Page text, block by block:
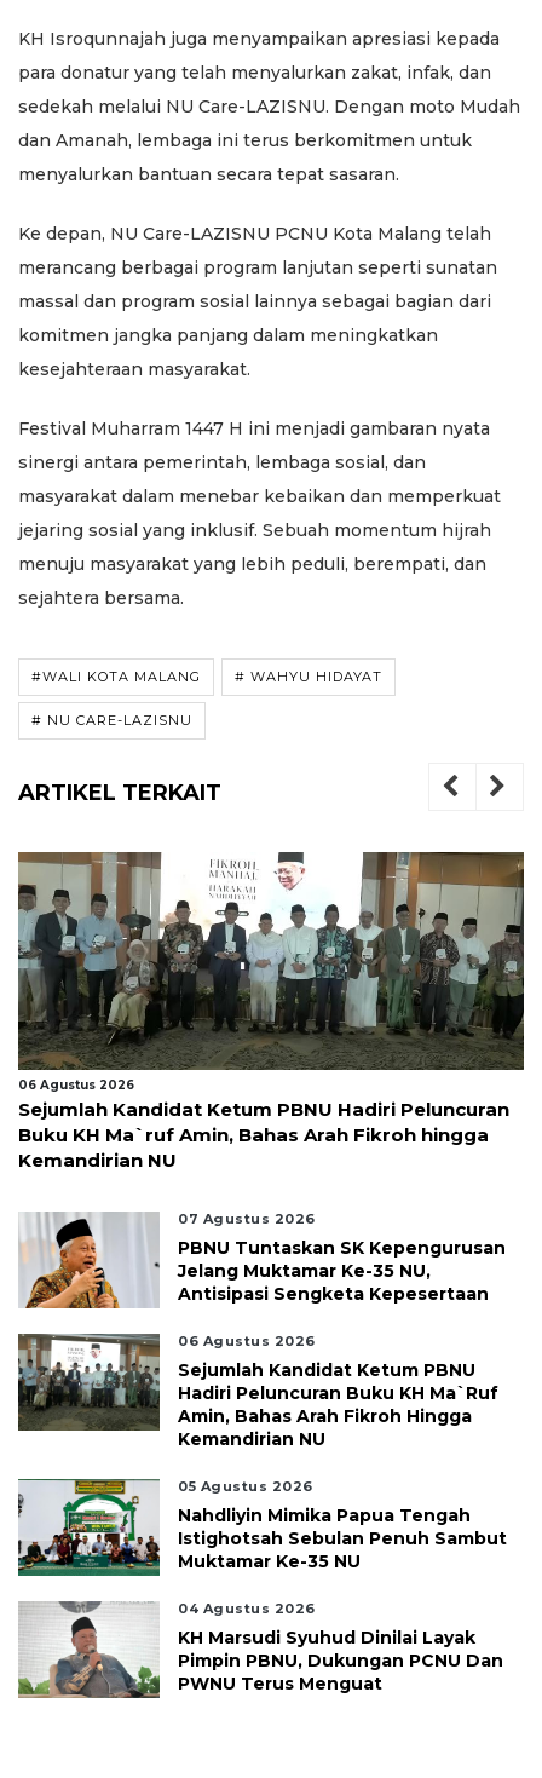
KH Isroqunnajah juga menyampaikan apresiasi kepada
para donatur yang telah menyalurkan zakat, infak, dan
sedekah melalui NU Care-LAZISNU. Dengan moto Mudah
dan Amanah, lembaga ini terus berkomitmen untuk
menyalurkan bantuan secara tepat sasaran.
Ke depan, NU Care-LAZISNU PCNU Kota Malang telah
merancang berbagai program lanjutan seperti sunatan
massal dan program sosial lainnya sebagai bagian dari
komitmen jangka panjang dalam meningkatkan
kesejahteraan masyarakat.
Festival Muharram 1447 H ini menjadi gambaran nyata
sinergi antara pemerintah, lembaga sosial, dan
masyarakat dalam menebar kebaikan dan memperkuat
jejaring sosial yang inklusif. Sebuah momentum hijrah
menuju masyarakat yang lebih peduli, berempati, dan
sejahtera bersama.
#WALI KOTA MALANG # WAHYU HIDAYAT
# NU CARE-LAZISNU
ARTIKEL TERKAIT
06 Agustus 2026
Sejumlah Kandidat Ketum PBNU Hadiri Peluncuran
Buku KH Ma`ruf Amin, Bahas Arah Fikroh hingga
Kemandirian NU
07 Agustus 2026
PBNU Tuntaskan SK Kepengurusan
Jelang Muktamar Ke-35 NU,
Antisipasi Sengketa Kepesertaan
06 Agustus 2026
Sejumlah Kandidat Ketum PBNU
Hadiri Peluncuran Buku KH Ma`ruf
Amin, Bahas Arah Fikroh Hingga
Kemandirian NU
05 Agustus 2026
Nahdliyin Mimika Papua Tengah
Istighotsah Sebulan Penuh Sambut
Muktamar Ke-35 NU
04 Agustus 2026
KH Marsudi Syuhud Dinilai Layak
Pimpin PBNU, Dukungan PCNU Dan
PWNU Terus Menguat